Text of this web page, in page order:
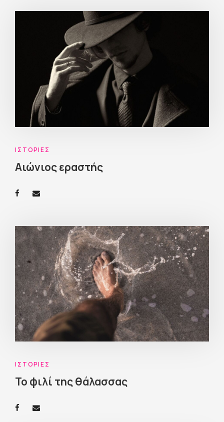
ΙΣΤΟΡΊΕΣ
Αιώνιος εραστής
ΙΣΤΟΡΊΕΣ
Το φιλί της θάλασσας